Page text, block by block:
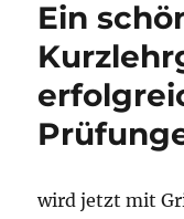
Ein
wird jetzt mit